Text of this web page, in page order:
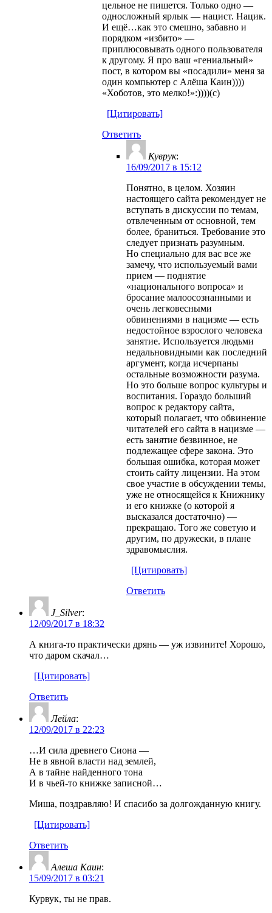
цельное не пишется. Только одно —
односложный ярлык — нацист. Нацик.
И ещё…как это смешно, забавно и
порядком «избито» —
приплюсовывать одного пользователя
к другому. Я про ваш «гениальный»
пост, в котором вы «посадили» меня за
один компьютер с Алёша Каин))))
«Хоботов, это мелко!»:))))(с)
[Цитировать]
Ответить
Куврук:
16/09/2017 в 15:12
Понятно, в целом. Хозяин
настоящего сайта рекомендует не
вступать в дискуссии по темам,
отвлеченным от основной, тем
более, браниться. Требование это
следует признать разумным.
Но специально для вас все же
замечу, что используемый вами
прием — поднятие
«национального вопроса» и
бросание малоосознанными и
очень легковесными
обвинениями в нацизме — есть
недостойное взрослого человека
занятие. Используется людьми
недальновидными как последний
аргумент, когда исчерпаны
остальные возможности разума.
Но это больше вопрос культуры и
воспитания. Гораздо больший
вопрос к редактору сайта,
который полагает, что обвинение
читателей его сайта в нацизме —
есть занятие безвинное, не
подлежащее сфере закона. Это
большая ошибка, которая может
стоить сайту лицензии. На этом
свое участие в обсуждении темы,
уже не относящейся к Книжнику
и его книжке (о которой я
высказался достаточно) —
прекращаю. Того же советую и
другим, по дружески, в плане
здравомыслия.
[Цитировать]
Ответить
J_Silver:
12/09/2017 в 18:32
А книга-то практически дрянь — уж извините! Хорошо,
что даром скачал…
[Цитировать]
Ответить
Лейла:
12/09/2017 в 22:23
…И сила древнего Сиона —
Не в явной власти над землей,
А в тайне найденного тона
И в чьей-то книжке записной…
Миша, поздравляю! И cпасибо за долгожданную книгу.
[Цитировать]
Ответить
Алеша Каин:
15/09/2017 в 03:21
Курвук, ты не прав.